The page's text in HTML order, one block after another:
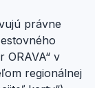
právne
ORAVA“ v
regionálnej